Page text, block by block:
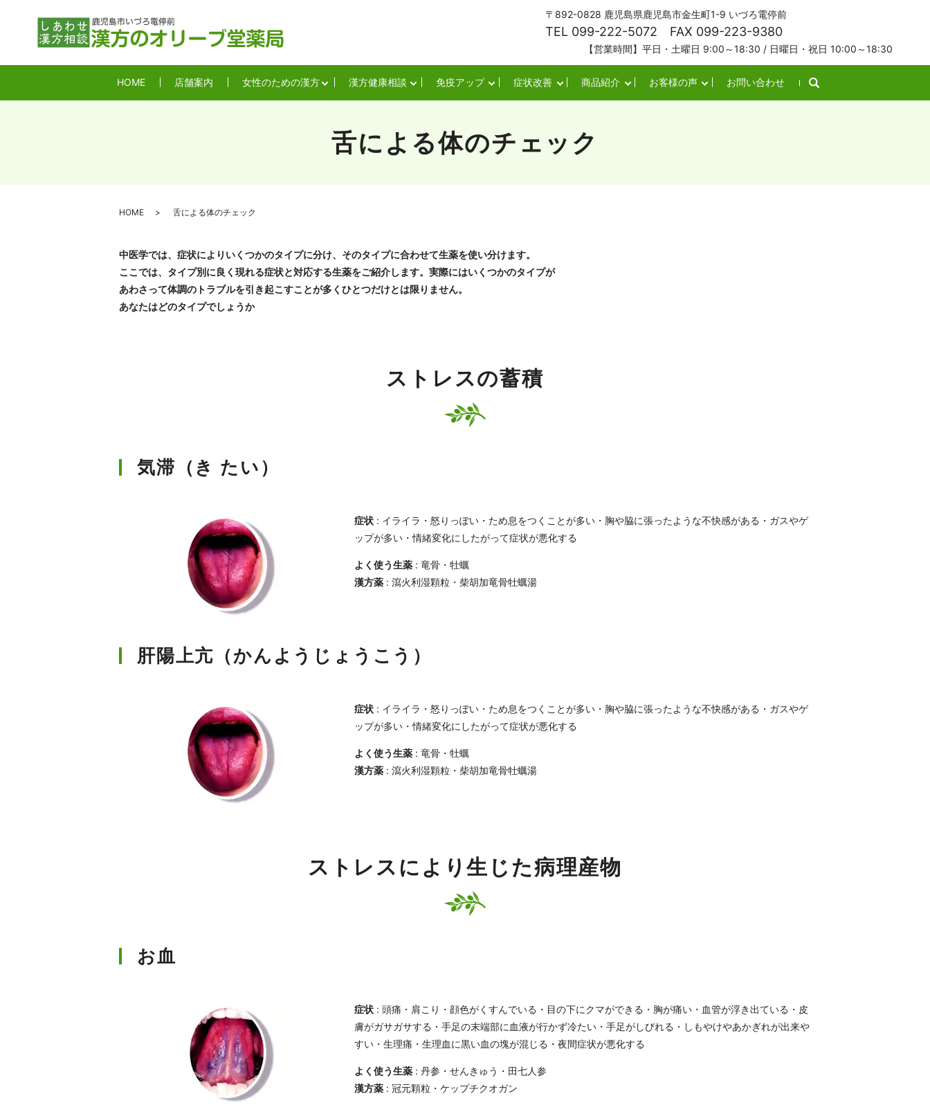
〒892-0828 鹿児島県鹿児島市金生町1-9 いづろ電停前
TEL 099-222-5072 FAX 099-223-9380
【営業時間】平日・土曜日 9:00～18:30 / 日曜日・祝日 10:00～18:30
HOME 店舗案内 女性のための漢方 漢方健康相談 免疫アップ 症状改善 商品紹介 お客様の声 お問い合わせ
舌による体のチェック
HOME 舌による体のチェック
中医学では、症状によりいくつかのタイプに分け、そのタイプに合わせて生薬を使い分けます。
ここでは、タイプ別に良く現れる症状と対応する生薬をご紹介します。実際にはいくつかのタイプが
あわさって体調のトラブルを引き起こすことが多くひとつだけとは限りません。
あなたはどのタイプでしょうか
ストレスの蓄積
気滞（き たい）
症状 : イライラ・怒りっぽい・ため息をつくことが多い・胸や脇に張ったような不快感がある・ガスやゲ
ップが多い・情緒変化にしたがって症状が悪化する
よく使う生薬 : 竜骨・牡蠣
漢方薬 : 瀉火利湿顆粒・柴胡加竜骨牡蠣湯
肝陽上亢（かんようじょうこう）
症状 : イライラ・怒りっぽい・ため息をつくことが多い・胸や脇に張ったような不快感がある・ガスやゲ
ップが多い・情緒変化にしたがって症状が悪化する
よく使う生薬 : 竜骨・牡蠣
漢方薬 : 瀉火利湿顆粒・柴胡加竜骨牡蠣湯
ストレスにより生じた病理産物
お血
症状 : 頭痛・肩こり・顔色がくすんでいる・目の下にクマができる・胸が痛い・血管が浮き出ている・皮
膚がガサガサする・手足の末端部に血液が行かず冷たい・手足がしびれる・しもやけやあかぎれが出来や
すい・生理痛・生理血に黒い血の塊が混じる・夜間症状が悪化する
よく使う生薬 : 丹参・せんきゅう・田七人参
漢方薬 : 冠元顆粒・ケップチクオガン